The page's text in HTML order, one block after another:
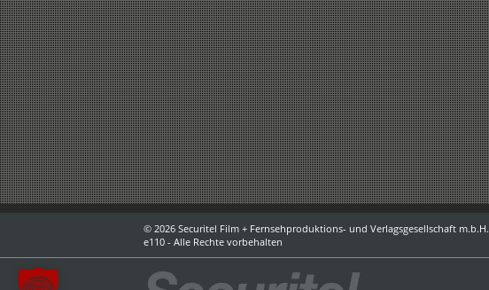
© 2026 Securitel Film + Fernsehproduktions- und Verlagsgesellschaft m.b.H.
e110 - Alle Rechte vorbehalten